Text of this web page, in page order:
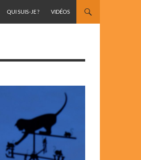
QUI SUIS-JE ? VIDÉOS